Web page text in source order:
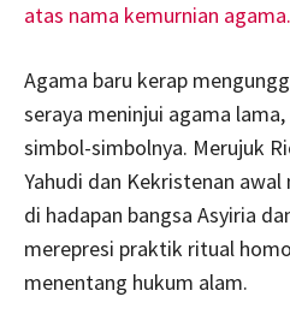
atas nama kemurnian agama.
Agama baru kerap
seraya meninjui agama
simbol-simbolnya. Merujuk
Yahudi dan Kekristenan
di hadapan bangsa Asyiria
merepresi praktik ritual
menentang hukum alam.